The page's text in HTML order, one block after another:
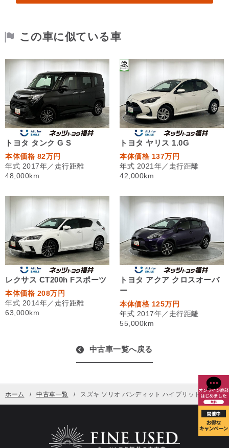
この車に似ている車
トヨタ タンク G S
本体価格 82万円
年式 2017年／走行距離
48,000km
トヨタ ヤリス 1.0G
本体価格 137万円
年式 2021年／走行距離
42,000km
レクサス CT200h Fスポーツ
本体価格 208万円
年式 2014年／走行距離
63,000km
トヨタ アクア クロスオーバ
ー
本体価格 125万円
年式 2017年／走行距離
55,000km
中古車一覧へ戻る
ホーム 中古車一覧 スズキ ソリオ バンディット ハイブリッド MV